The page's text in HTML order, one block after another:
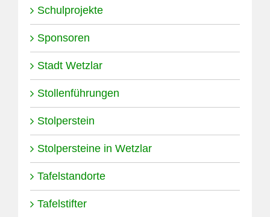
Schulprojekte
Sponsoren
Stadt Wetzlar
Stollenführungen
Stolperstein
Stolpersteine in Wetzlar
Tafelstandorte
Tafelstifter